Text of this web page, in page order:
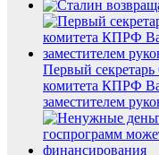
Первый секретарь
комитета КПРФ
заместителем